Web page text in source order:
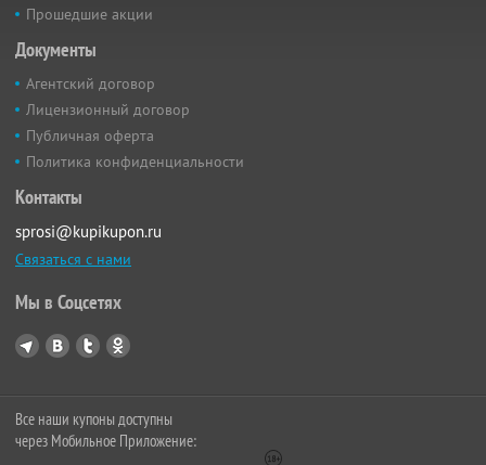
Прошедшие акции
Документы
Агентский договор
Лицензионный договор
Публичная оферта
Политика конфиденциальности
Контакты
sprosi@kupikupon.ru
Связаться с нами
Мы в Соцсетях
Все наши купоны доступны
через Мобильное Приложение: